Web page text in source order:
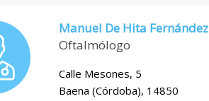
Manuel De Hita Fernández
Oftalmólogo
Calle Mesones, 5
Baena (Córdoba), 14850